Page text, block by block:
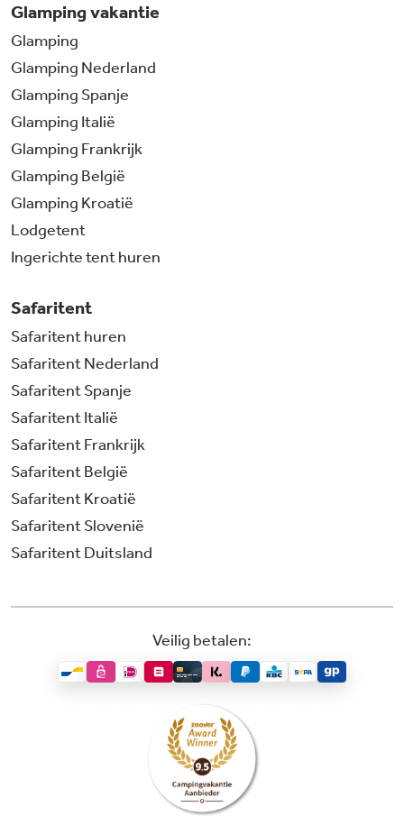
Glamping vakantie
Glamping
Glamping Nederland
Glamping Spanje
Glamping Italië
Glamping Frankrijk
Glamping België
Glamping Kroatië
Lodgetent
Ingerichte tent huren
Safaritent
Safaritent huren
Safaritent Nederland
Safaritent Spanje
Safaritent Italië
Safaritent Frankrijk
Safaritent België
Safaritent Kroatië
Safaritent Slovenië
Safaritent Duitsland
Veilig betalen: